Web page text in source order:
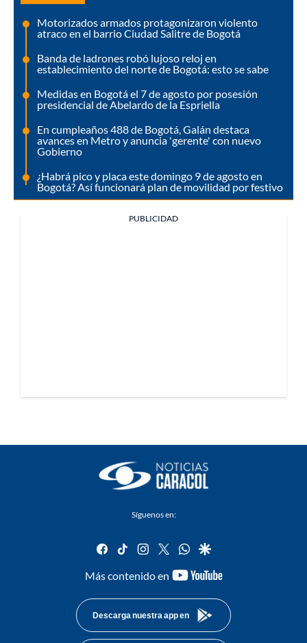
Motorizados armados protagonizaron violento
atraco en el barrio Ciudad Salitre de Bogotá
Banda de ladrones robó lujoso reloj en
establecimiento del norte de Bogotá: esto se sabe
Medidas en Bogotá el 7 de agosto por posesión
presidencial de Abelardo de la Espriella
En cumpleaños 488 de Bogotá, Galán destaca
avances en Metro y anuncia 'gerente' con nuevo
Gobierno
¿Habrá pico y placa este domingo 9 de agosto en
Bogotá? Así funcionará plan de movilidad por festivo
PUBLICIDAD
Síguenos en:
facebook
tiktok instagram
twitterwhatsapp
google
Más contenido en
youtube-
Descarga nuestra app en